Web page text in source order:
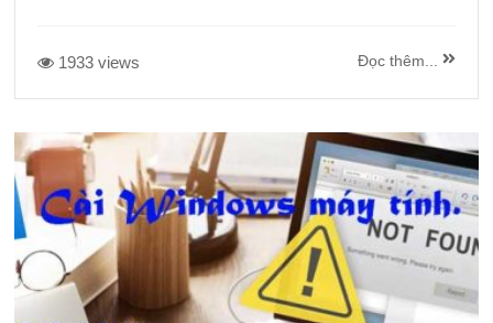
1933 views Đọc thêm...